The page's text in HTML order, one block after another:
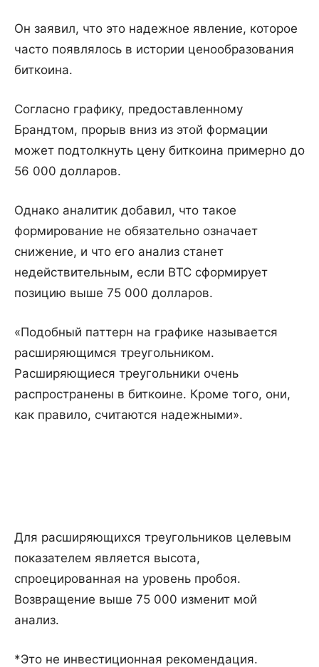
Он заявил, что это надежное явление, которое
часто появлялось в истории ценообразования
биткоина.
Согласно графику, предоставленному
Брандтом, прорыв вниз из этой формации
может подтолкнуть цену биткоина примерно до
56 000 долларов.
Однако аналитик добавил, что такое
формирование не обязательно означает
снижение, и что его анализ станет
недействительным, если BTC сформирует
позицию выше 75 000 долларов.
«Подобный паттерн на графике называется
расширяющимся треугольником.
Расширяющиеся треугольники очень
распространены в биткоине. Кроме того, они,
как правило, считаются надежными».
Для расширяющихся треугольников целевым
показателем является высота,
спроецированная на уровень пробоя.
Возвращение выше 75 000 изменит мой
анализ.
*Это не инвестиционная рекомендация.